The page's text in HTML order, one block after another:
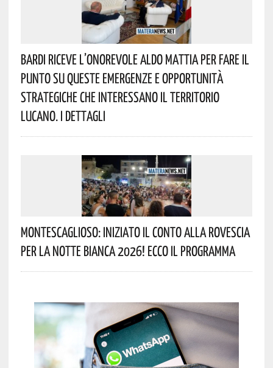
Bardi Riceve L’onorevole Aldo Mattia Per Fare Il
Punto Su Queste Emergenze E Opportunità
Strategiche Che Interessano Il Territorio
Lucano. I Dettagli
Montescaglioso: Iniziato Il Conto Alla Rovescia
Per La Notte Bianca 2026! Ecco Il Programma